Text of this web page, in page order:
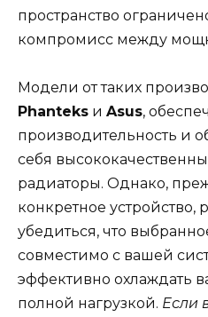
пространство
компромисс между
Модели от таких
Phanteks и Asus,
производительность и
себя
радиаторы. Однако,
конкретное устройство,
убедиться, что
совместимо с вашей
эффективно охлаждать
полной нагрузкой. Если